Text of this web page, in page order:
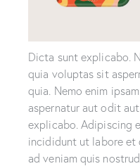
Dicta sunt explicabo.
quia voluptas sit
quia. Nemo enim
aspernatur aut odit
explicabo. Adipiscing
incididunt ut labore et
ad veniam quis